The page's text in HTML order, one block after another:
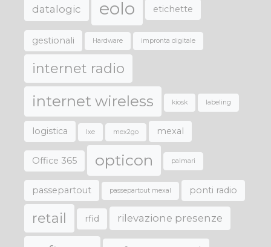
datalogic eolo etichette
gestionali Hardware impronta digitale
internet radio
internet wireless kiosk labeling
logistica lxe mex2go mexal
Office 365 opticon palmari
passepartout passepartout mexal ponti radio
retail rfid rilevazione presenze